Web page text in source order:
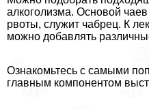
алкоголизма. Основой
рвоты, служит чабрец. К
можно добавлять
Ознакомьтесь с самыми
главным компонентом